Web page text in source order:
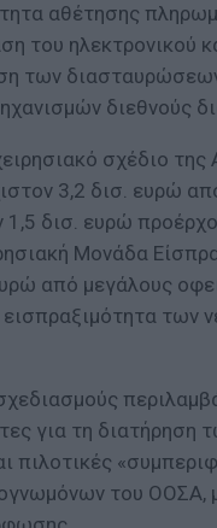
αθέτησης
του ηλεκτρονικού
των
διεθνούς
σχέδιο
3,2 δισ. ευρώ
1,5 δισ. ευρώ
Μονάδα
από μεγάλους
εισπραξιμότητα των
για τη διατήρηση
πιλοτικές
του ΟΟΣΑ,